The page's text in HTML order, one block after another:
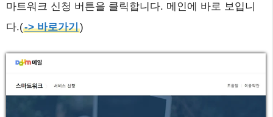
마트워크 신청 버튼을 클릭합니다. 메인에 바로 보입니
다.(-> 바로가기)